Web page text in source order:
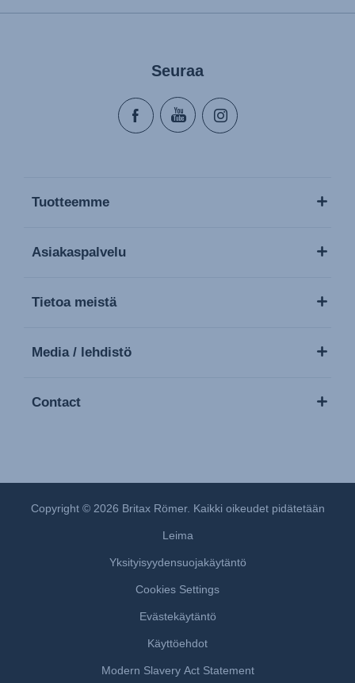
Seuraa
Tuotteemme
Asiakaspalvelu
Tietoa meistä
Media / lehdistö
Contact
Copyright © 2026 Britax Römer. Kaikki oikeudet pidätetään
Leima
Yksityisyydensuojakäytäntö
Cookies Settings
Evästekäytäntö
Käyttöehdot
Modern Slavery Act Statement